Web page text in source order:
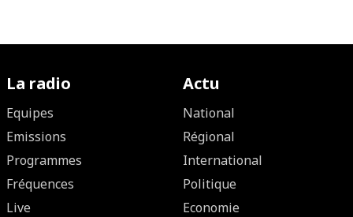
La radio
Equipes
Emissions
Programmes
Fréquences
Live
Actu
National
Régional
International
Politique
Economie